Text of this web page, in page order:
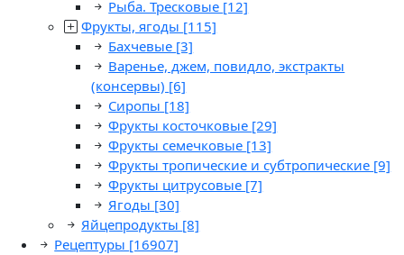
Рыба. Тресковые [12]
Фрукты, ягоды [115]
Бахчевые [3]
Варенье, джем, повидло, экстракты
(консервы) [6]
Сиропы [18]
Фрукты косточковые [29]
Фрукты семечковые [13]
Фрукты тропические и субтропические [9]
Фрукты цитрусовые [7]
Ягоды [30]
Яйцепродукты [8]
Рецептуры [16907]